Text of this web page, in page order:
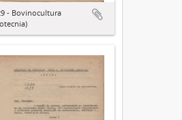
- Bovinocultura